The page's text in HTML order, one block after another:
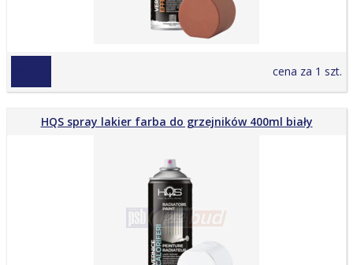
cena za 1 szt.
HQS spray lakier farba do grzejników 400ml biały